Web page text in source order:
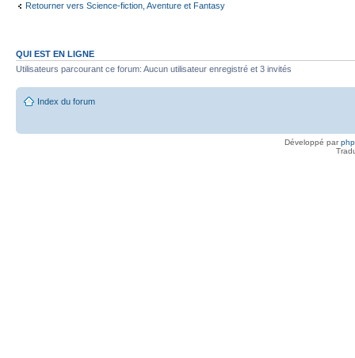
Retourner vers Science-fiction, Aventure et Fantasy
QUI EST EN LIGNE
Utilisateurs parcourant ce forum: Aucun utilisateur enregistré et 3 invités
Index du forum
Développé par